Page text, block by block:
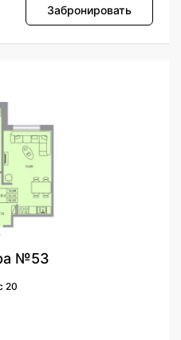
Забронировать
№53
20